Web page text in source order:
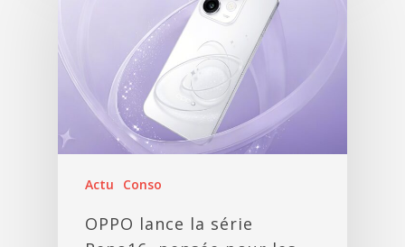
Actu Conso
OPPO lance la série